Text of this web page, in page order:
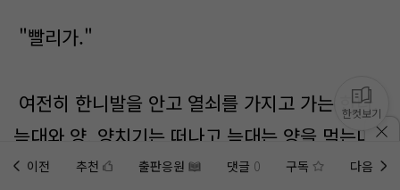
"빨리가."
여전히 한니발을 안고 열쇠를 가지고 가는 한나.
늑대와 양. 양치기는 떠나고 늑대는 양을 먹는다.
입을 벌리고 고기를 씹는다. 잘근잘근. 육즙이 넘
이전 추천 출판응원 댓글 0 구독 다음
한컷보기
홈에미노벨 웹추가하기 미노벨 앱설치하기